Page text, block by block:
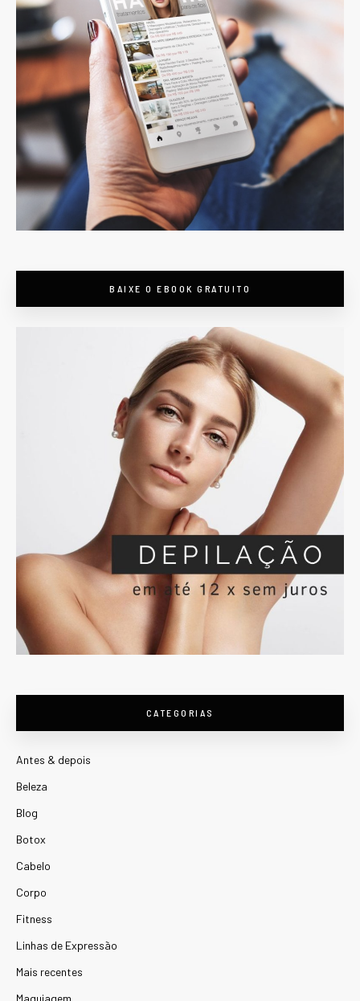
BAIXE O EBOOK GRATUITO
CATEGORIAS
Antes & depois
Beleza
Blog
Botox
Cabelo
Corpo
Fitness
Linhas de Expressão
Mais recentes
Maquiagem